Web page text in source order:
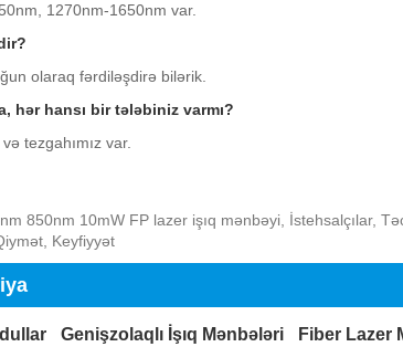
1270nm-1650nm var.
olaraq fərdiləşdirə bilərik.
hər hansı bir tələbiniz varmı?
tezgahımız var.
850nm 10mW FP lazer işıq mənbəyi, İstehsalçılar,
Keyfiyyət
Genişzolaqlı İşıq Mənbələri Fiber Lazer